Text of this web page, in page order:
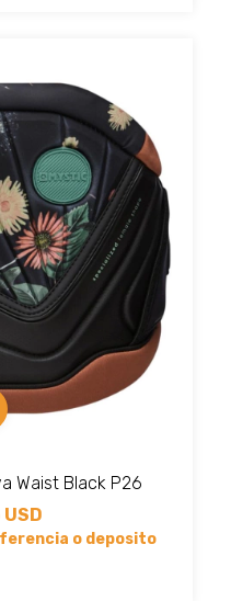
Waist Black P26
o deposito